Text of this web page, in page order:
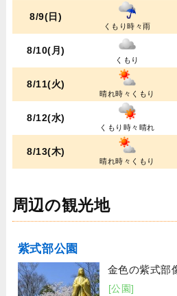
8/9(日)
くもり時々雨
8/10(月)
くもり
8/11(火)
晴れ時々くもり
8/12(水)
くもり時々晴れ
8/13(木)
晴れ時々くもり
周辺の観光地
紫式部公園
金色の紫式部
[公園]